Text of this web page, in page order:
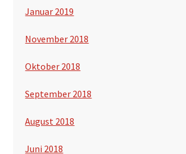
Januar 2019
November 2018
Oktober 2018
September 2018
August 2018
Juni 2018